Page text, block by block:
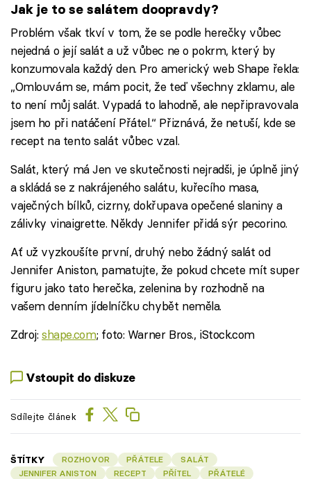
Jak je to se salátem doopravdy?
Problém však tkví v tom, že se podle herečky vůbec
nejedná o její salát a už vůbec ne o pokrm, který by
konzumovala každý den. Pro americký web Shape řekla:
„Omlouvám se, mám pocit, že teď všechny zklamu, ale
to není můj salát. Vypadá to lahodně, ale nepřipravovala
jsem ho při natáčení Přátel.“ Přiznává, že netuší, kde se
recept na tento salát vůbec vzal.
Salát, který má Jen ve skutečnosti nejradši, je úplně jiný
a skládá se z nakrájeného salátu, kuřecího masa,
vaječných bílků, cizrny, dokřupava opečené slaniny a
zálivky vinaigrette. Někdy Jennifer přidá sýr pecorino.
Ať už vyzkoušíte první, druhý nebo žádný salát od
Jennifer Aniston, pamatujte, že pokud chcete mít super
figuru jako tato herečka, zelenina by rozhodně na
vašem denním jídelníčku chybět neměla.
Zdroj:shape.com; foto: Warner Bros., iStock.com
Vstoupit do diskuze
Sdílejte článek
ŠTÍTKY ROZHOVOR PŘÁTELE
SALÁT
JENNIFER ANISTON
RECEPT PŘÍTEL
PŘÁTELÉ